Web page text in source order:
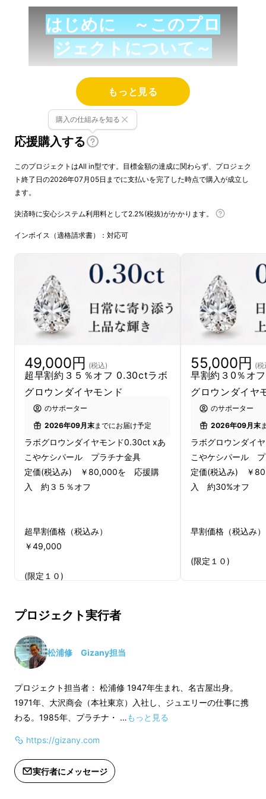
はじめに ～このプロ
ジェクトについて～
真珠とダイヤモンド 。
どちらも美しく、長い歴史を持つ、ジュエリー
の象徴的な存在です。
しかし今、貴金属価格の高騰により、
ジュエリーが遠い存在になりつつあります。私
たちは、その現状を逆手に取り、金属
立つ新しい形を提案します。
「素材そのもの美しさ」を日常のシーンで楽し
むジュエリー。
そして、長く使える定番スタイル
で「新しい贅
沢」を目指しました。
そこで生まれたのが、
「K＋D Fusion」
自然 が生んだ あこやケシパール
テクノロジー が生んだ
ラボグロウンダイヤモン
枠のない 輝きを日常に 新しい贅沢」。
もっと見る
応援購入する
購入の仕組みを知る
このプロジェクトはAll in型です。目標金額の達成に関わらず、プロジェク
ト終了日の2026年07月05日までに支払いを完了した時点で購入が成立し
ます。
決済時に安心システム利用料として2.2%(税抜)がかかります。
インボイス（適格請求書）：対応可
49,000円 (税込)
超早割約３５％オフ 0.30ctラボ
グロウンダイヤモンド
のサポーター
2026年09月末までにお届け予定
ラボグロウンダイヤモンド0.30ct xあ
こやケシパール プラチナ金具
定価(税込み) ￥80,000を 応援購
入 約３５％オフ
超早割価格（税込み）
￥49,000
(限定１０)
55,000円 (税
早割約３0％オ
グロウンダイヤ
のサポーター
2026年09月末
ラボグロウンダイ
こやケシパール
定価(税込み) ￥
入 約30%オフ
早割価格（税
(限定１０)
プロジェクト実行者
松浦修 Gizany担当
プロジェクト担当者： 松浦修 1947年生まれ、名古屋出身。
1971年、大沢商会（本社東京）入社し、ジュエリーの仕事に携
わる。1985年、プラチナ・ …もっと見る
https://gizany.com
実行者にメッセージ